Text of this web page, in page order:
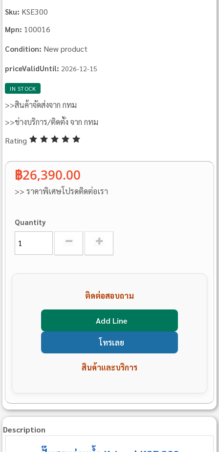
Sku: KSE300
Mpn: 100016
Condition: New product
priceValidUntil: 2026-12-15
IN STOCK
>>สินค้าจัดส่งจาก กทม
>>ช่างบริการ/ติดตั้ง จาก กทม
Rating
฿26,390.00
>> ราคาพิเศษโปรดติดต่อเรา
Quantity
ติดต่อสอบถาม
Add Line
โทรเลย
สินค้าและบริการ
Description